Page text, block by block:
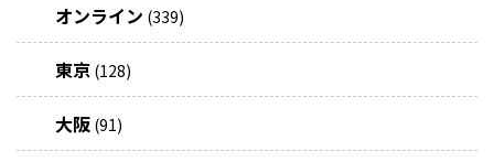
オンライン (339)
東京 (128)
大阪 (91)